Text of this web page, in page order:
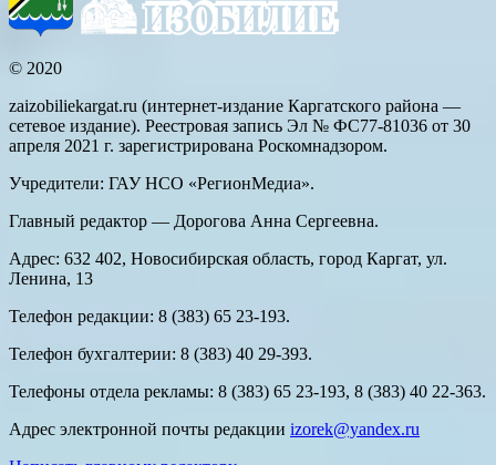
© 2020
zaizobiliekargat.ru (интернет-издание Каргатского района —
сетевое издание). Реестровая запись Эл № ФС77-81036 от 30
апреля 2021 г. зарегистрирована Роскомнадзором.
Учредители: ГАУ НСО «РегионМедиа».
Главный редактор — Дорогова Анна Сергеевна.
Адрес: 632 402, Новосибирская область, город Каргат, ул.
Ленина, 13
Телефон редакции: 8 (383) 65 23-193.
Телефон бухгалтерии: 8 (383) 40 29-393.
Телефоны отдела рекламы: 8 (383) 65 23-193, 8 (383) 40 22-363.
Адрес электронной почты редакции izorek@yandex.ru